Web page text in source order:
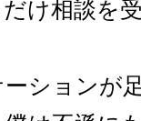
け相談を
ションが